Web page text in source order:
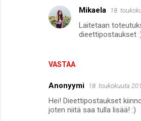
VASTAA
Mikaela 18.
Laitetaan
dieettipostaukset
Anonyymi 18. toukokuuta
Hei! Dieettipostaukset
joten niitä saa tulla lisää! :)